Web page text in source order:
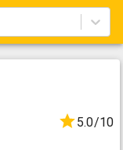
5.0/10